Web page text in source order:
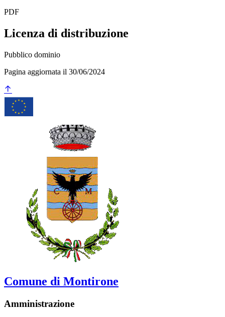
PDF
Licenza di distribuzione
Pubblico dominio
Pagina aggiornata il 30/06/2024
Comune di Montirone
Amministrazione